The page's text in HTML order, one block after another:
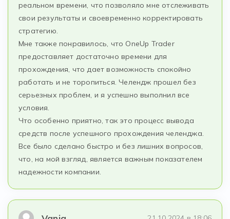
реальном времени, что позволяло мне отслеживать
свои результаты и своевременно корректировать
стратегию.
Мне также понравилось, что OneUp Trader
предоставляет достаточно времени для
прохождения, что дает возможность спокойно
работать и не торопиться. Челендж прошел без
серьезных проблем, и я успешно выполнил все
условия.
Что особенно приятно, так это процесс вывода
средств после успешного прохождения челенджа.
Все было сделано быстро и без лишних вопросов,
что, на мой взгляд, является важным показателем
надежности компании.